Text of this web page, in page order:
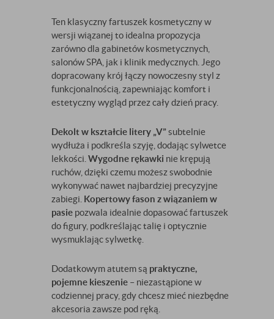
Ten klasyczny fartuszek kosmetyczny w
wersji wiązanej to idealna propozycja
zarówno dla gabinetów kosmetycznych,
salonów SPA, jak i klinik medycznych. Jego
dopracowany krój łączy nowoczesny styl z
funkcjonalnością, zapewniając komfort i
estetyczny wygląd przez cały dzień pracy.
Dekolt w kształcie litery „V”subtelnie
wydłuża i podkreśla szyję, dodając sylwetce
lekkości. Wygodne rękawki nie krępują
ruchów, dzięki czemu możesz swobodnie
wykonywać nawet najbardziej precyzyjne
zabiegi. Kopertowy fason z wiązaniem w
pasie pozwala idealnie dopasować fartuszek
do figury, podkreślając talię i optycznie
wysmuklając sylwetkę.
Dodatkowym atutem są praktyczne,
pojemne kieszenie – niezastąpione w
codziennej pracy, gdy chcesz mieć niezbędne
akcesoria zawsze pod ręką.